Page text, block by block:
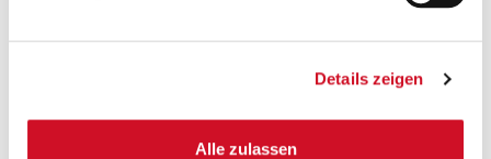
Details zeigen
Alle zulassen